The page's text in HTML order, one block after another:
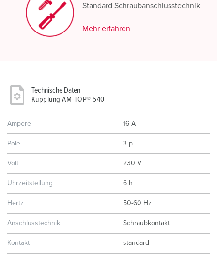
Standard Schraubanschlusstechnik
Mehr erfahren
Technische Daten
Kupplung AM-TOP® 540
Ampere 16 A
Pole 3 p
Volt 230 V
Uhrzeitstellung 6 h
Hertz 50-60 Hz
Anschlusstechnik Schraubkontakt
Kontakt standard